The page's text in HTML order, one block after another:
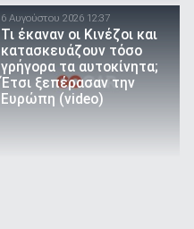
6 Αυγούστου 2026 12:37
Τι έκαναν οι Κινέζοι και
κατασκευάζουν τόσο
γρήγορα τα αυτοκίνητα;
Έτσι ξεπέρασαν την
Ευρώπη (video)